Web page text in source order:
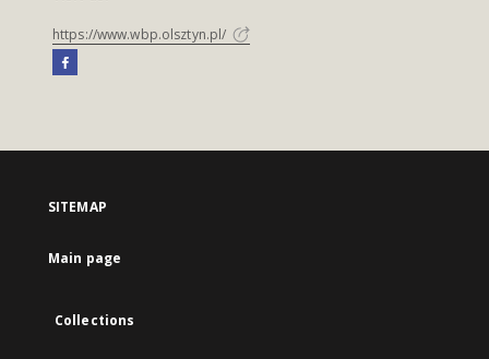
https://www.wbp.olsztyn.pl/
SITEMAP
Main page
Collections